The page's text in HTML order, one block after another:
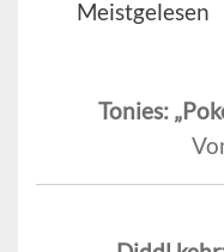
Meistgelesen
Tonies: